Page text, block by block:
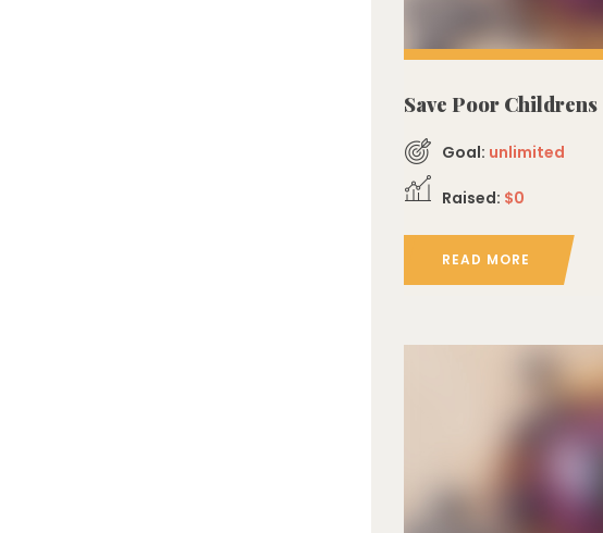
Save Poor Childrens
Goal: unlimited
Raised: $0
READ MORE